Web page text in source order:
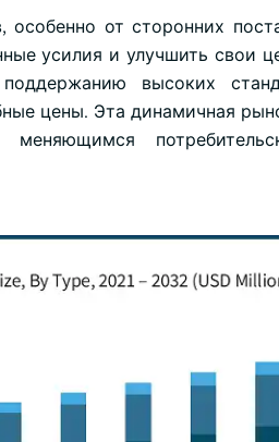
от сторонних
усилия и улучшить свои
высоких
цены. Эта динамичная
меняющимся